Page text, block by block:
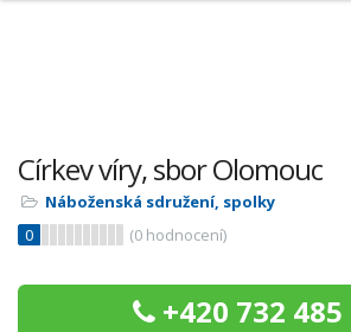
Církev víry, sbor Olomouc
Náboženská sdružení, spolky
0
(0 hodnocení)
+420 732 485